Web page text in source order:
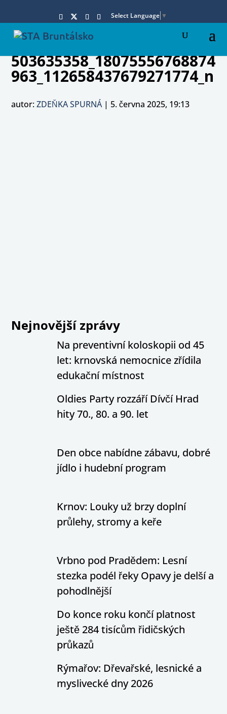
Select Language ▼
503635358_18075556768874
963_112658437679271774_n
autor:ZDEŇKA SPURNÁ| 5. června 2025, 19:13
Nejnovější zprávy
Na preventivní koloskopii od 45
let: krnovská nemocnice zřídila
edukační místnost
Oldies Party rozzáří Dívčí Hrad
hity 70., 80. a 90. let
Den obce nabídne zábavu, dobré
jídlo i hudební program
Krnov: Louky už brzy doplní
průlehy, stromy a keře
Vrbno pod Pradědem: Lesní
stezka podél řeky Opavy je delší a
pohodlnější
Do konce roku končí platnost
ještě 284 tisícům řidičských
průkazů
Rýmařov: Dřevařské, lesnické a
myslivecké dny 2026